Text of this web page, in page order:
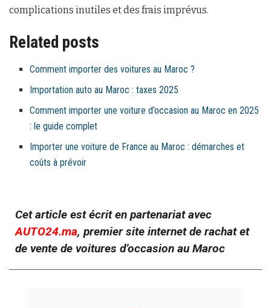
complications inutiles et des frais imprévus.
Related posts
Comment importer des voitures au Maroc ?
Importation auto au Maroc : taxes 2025
Comment importer une voiture d’occasion au Maroc en 2025
: le guide complet
Importer une voiture de France au Maroc : démarches et
coûts à prévoir
Cet article est écrit en partenariat avec
AUTO24.ma, premier site internet de rachat et
de vente de voitures d’occasion au Maroc